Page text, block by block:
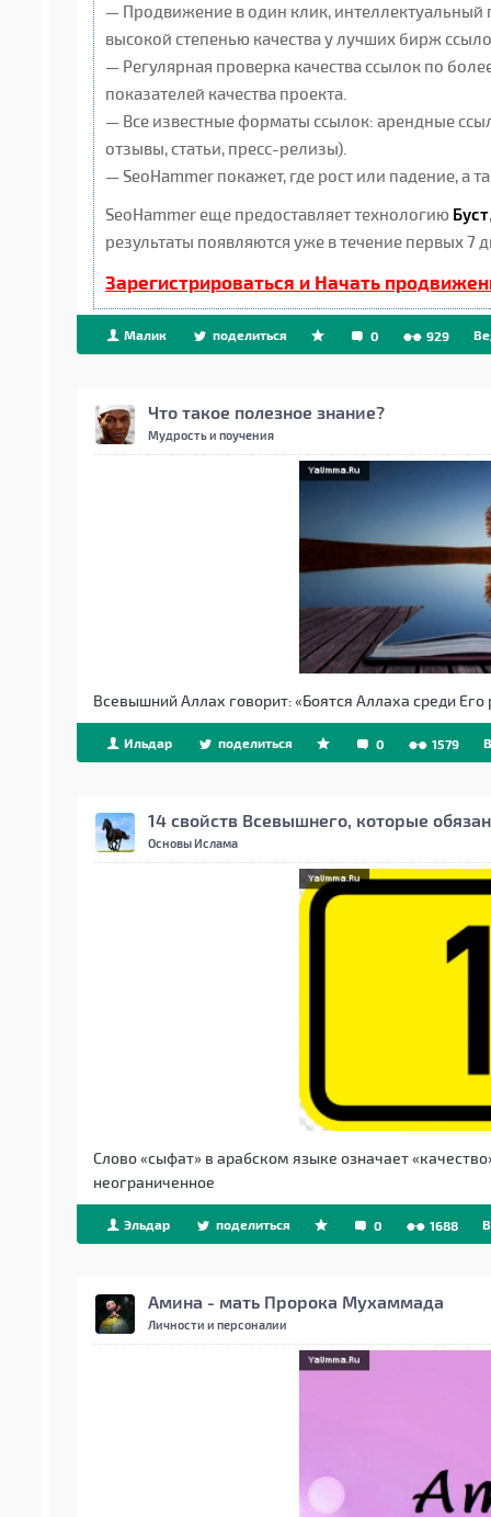
— Продвижение в один клик, интеллектуальный
высокой степенью качества у лучших бирж
— Регулярная проверка качества ссылок по
показателей качества проекта.
— Все известные форматы ссылок: арендные
отзывы, статьи, пресс-релизы).
— SeoHammer покажет, где рост или падение, а
SeoHammer еще предоставляет технологию Буст
результаты появляются уже в течение первых 7
Зарегистрироваться и Начать
Малик поделиться 0 929
Что такое полезное знание?
Мудрость и поучения
Всевышний Аллах говорит:«Боятся Аллаха среди
Ильдар поделиться 0 1579
14 свойств Всевышнего, которые
Основы Ислама
Слово «сыфат» в арабском языке означает
неограниченное
Эльдар поделиться 0 1688
Амина - мать Пророка Мухаммада
Личности и персоналии